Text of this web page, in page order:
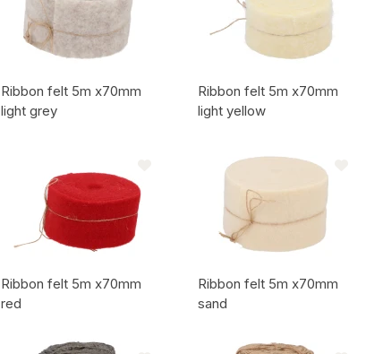
Ribbon felt 5m x70mm
light grey
Ribbon felt 5m x70mm
light yellow
Ribbon felt 5m x70mm
red
Code de l'article:
Ribbon felt 5m x70mm
sand
Code de l'article: